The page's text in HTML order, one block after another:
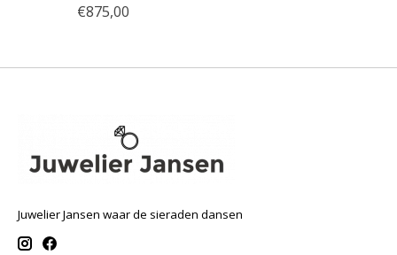
€875,00
Juwelier Jansen waar de sieraden dansen